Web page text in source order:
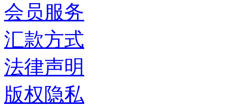
会员服务
汇款方式
法律声明
版权隐私